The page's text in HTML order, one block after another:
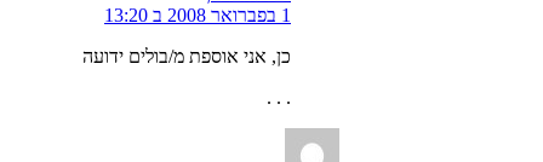
1 בפברואר 2008 ב 13:20
כן, אני אוספת מ/בולים ידועה
. . .